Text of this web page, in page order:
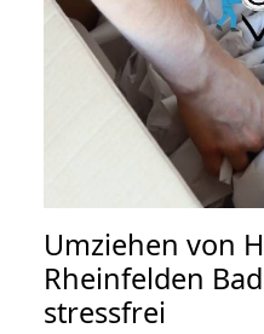
Umziehen von
Rheinfelden
stressfrei